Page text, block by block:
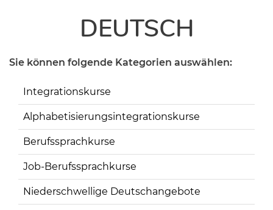
DEUTSCH
Sie können folgende Kategorien auswählen:
Integrationskurse
Alphabetisierungsintegrationskurse
Berufssprachkurse
Job-Berufssprachkurse
Niederschwellige Deutschangebote